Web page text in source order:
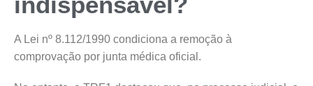
A Lei nº 8.112/1990 condiciona a remoção à
comprovação por junta médica oficial.